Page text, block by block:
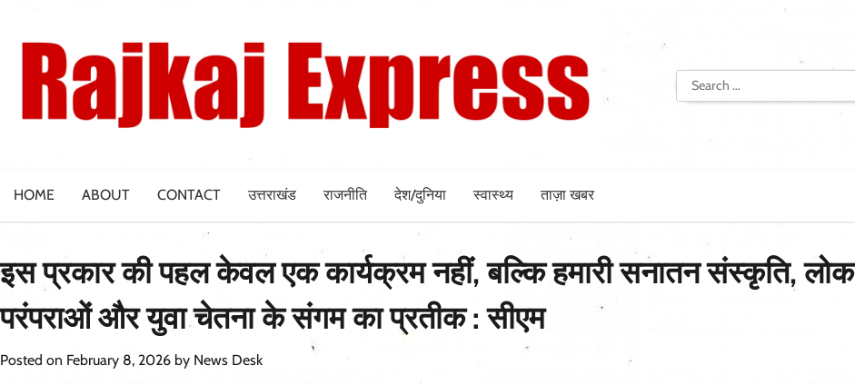
content
Search
for:
HOME ABOUT CONTACT उत्तराखंड राजनीति देश/दुनिया स्वास्थ्य ताज़ा खबर
इस प्रकार की पहल केवल एक कार्यक्रम नहीं, बल्कि हमारी सनातन संस्कृति, लोक
परंपराओं और युवा चेतना के संगम का प्रतीक : सीएम
Posted on February 8, 2026 by News Desk